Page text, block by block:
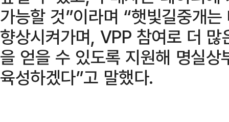
가능할 것”이라며 “햇빛길중개
향상시켜가며, VPP 참여로 더
을 얻을 수 있도록 지원해 명실
육성하겠다”고 말했다.